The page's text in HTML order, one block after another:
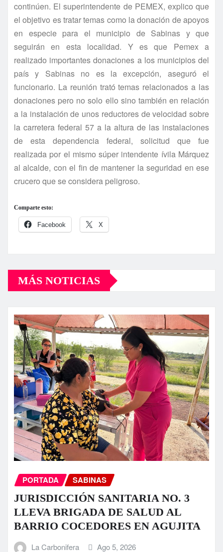
continúen. El superintendente de PEMEX, explico que
el objetivo es tratar temas como la donación de apoyos
en especie para el municipio de Sabinas y que
seguirán en esta localidad. Y es que Pemex a
realizado importantes donaciones a los municipios del
paí­s y Sabinas no es la excepción, aseguró el
funcionario. La reunión trató temas relacionados a las
donaciones pero no solo ello sino también en relación
a la instalación de unos reductores de velocidad sobre
la carretera federal 57 a la altura de las instalaciones
de esta dependencia federal, solicitud que fue
realizada por el mismo súper intendente ívila Márquez
al alcalde, con el fin de mantener la seguridad en ese
crucero que se considera peligroso.
Comparte esto:
Facebook X
MÁS NOTICIAS
PORTADA SABINAS
JURISDICCIÓN SANITARIA NO. 3
LLEVA BRIGADA DE SALUD AL
BARRIO COCEDORES EN AGUJITA
La Carbonifera Ago 5, 2026